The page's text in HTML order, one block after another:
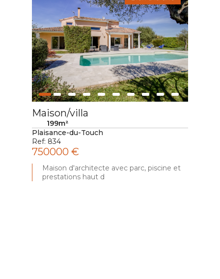
Maison/villa
199m²
Plaisance-du-Touch
Ref: 834
750000 €
Maison d'architecte avec parc, piscine et
prestations haut d